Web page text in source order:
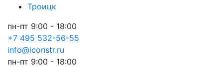
Троицк
пн-пт 9:00 - 18:00
+7 495 532-56-55
info@iconstr.ru
пн-пт 9:00 - 18:00